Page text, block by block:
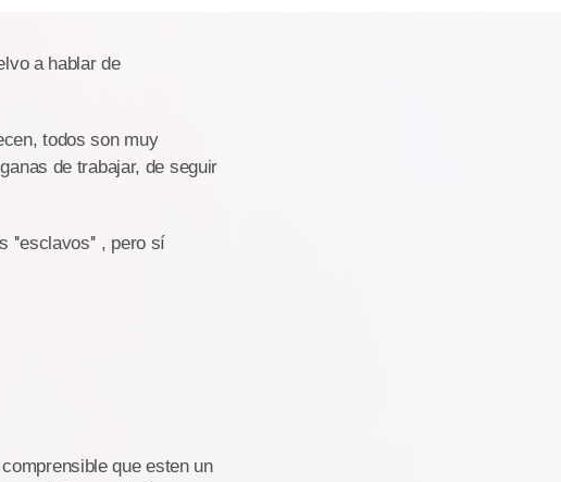
a hablar de
todos son muy
de trabajar, de seguir
''esclavos'' , pero sí
que esten un